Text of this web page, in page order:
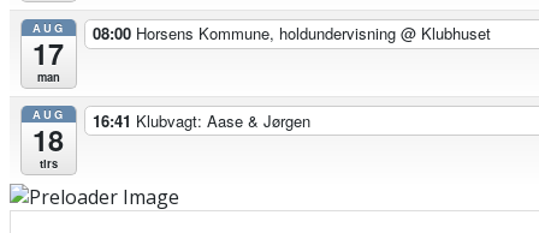
AUG
17
man
08:00 Horsens Kommune, holdundervisning @ Klubhuset
AUG
18
tirs
16:41 Klubvagt: Aase & Jørgen